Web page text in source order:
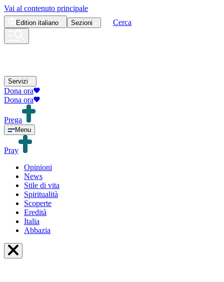
Vai al contenuto principale
Edition italiano Sezioni Cerca
Servizi
Dona ora
Dona ora
Prega
Menu
Pray
Opinioni
News
Stile di vita
Spiritualità
Scoperte
Eredità
Italia
Abbazia